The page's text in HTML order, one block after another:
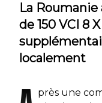
La
de 150 VCI 8
localement
près une